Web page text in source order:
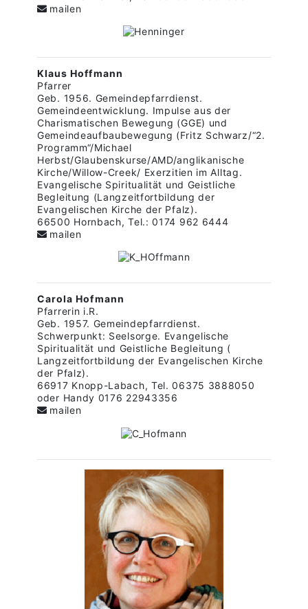
mailen
Klaus Hoffmann
Pfarrer
Geb. 1956. Gemeindepfarrdienst.
Gemeindeentwicklung. Impulse aus der
Charismatischen Bewegung (GGE) und
Gemeindeaufbaubewegung (Fritz Schwarz/“2.
Programm“/Michael
Herbst/Glaubenskurse/AMD/anglikanische
Kirche/Willow-Creek/ Exerzitien im Alltag.
Evangelische Spiritualität und Geistliche
Begleitung (Langzeitfortbildung der
Evangelischen Kirche der Pfalz).
66500 Hornbach, Tel.: 0174 962 6444
mailen
Carola Hofmann
Pfarrerin i.R.
Geb. 1957. Gemeindepfarrdienst.
Schwerpunkt: Seelsorge. Evangelische
Spiritualität und Geistliche Begleitung (
Langzeitfortbildung der Evangelischen Kirche
der Pfalz).
66917 Knopp-Labach, Tel. 06375 3888050
oder Handy 0176 22943356
mailen